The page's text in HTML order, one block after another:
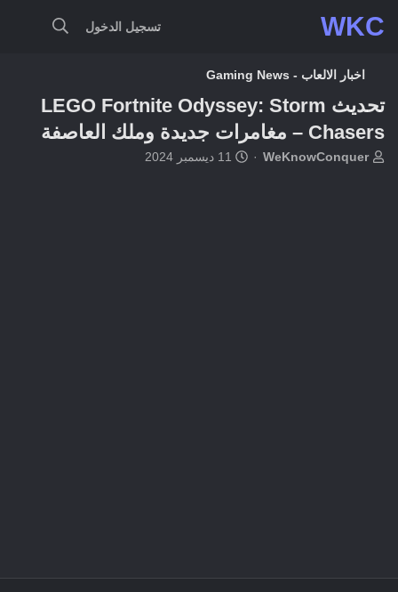
WKC تسجيل الدخول
اخبار الالعاب - Gaming News
تحديث LEGO Fortnite Odyssey: Storm
Chasers – مغامرات جديدة وملك العاصفة
بWeKnowConquer 11 ديسمبر 2024